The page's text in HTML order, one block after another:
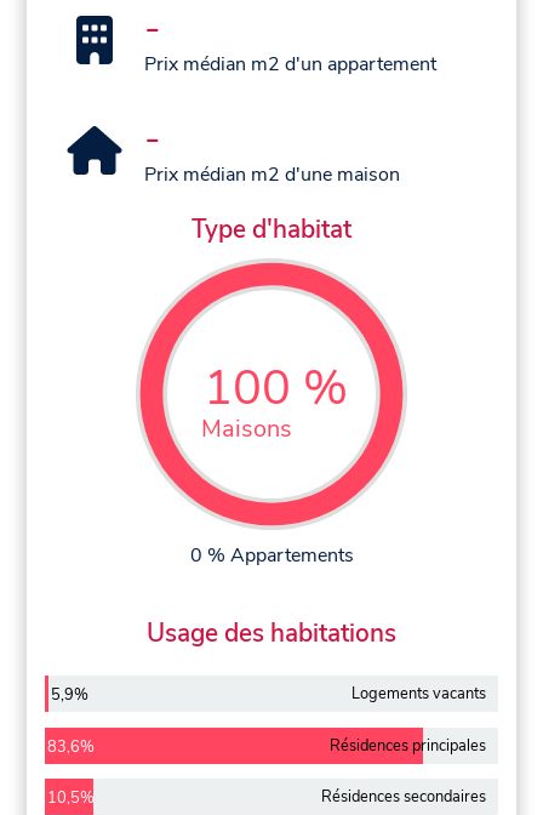
-
Prix médian m2 d'un appartement
-
Prix médian m2 d'une maison
Type d'habitat
100 %
Maisons
0 % Appartements
Usage des habitations
5,9% Logements vacants
83,6% Résidences principales
10,5% Résidences secondaires